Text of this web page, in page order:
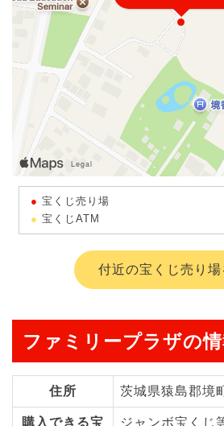
宝くじ売り場
宝くじATM
付近の宝くじ売り場
ファミリープラザの
住所 茨城県猿島郡境
購入できる宝
ジャンボ宝くじ